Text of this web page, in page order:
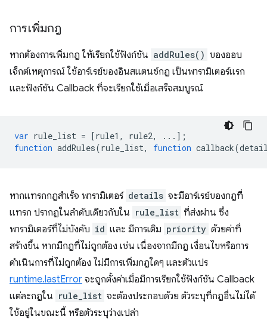
การเพิ่มกฎ
หากต้องการเพิ่มกฎ ให้เรียกใช้ฟังก์ชัน addRules() ของออบ
เจ็กต์เหตุการณ์ ใช้อาร์เรย์ของอินสแตนซ์กฎ เป็นพารามิเตอร์แรก
และฟังก์ชัน Callback ที่จะเรียกใช้เมื่อเสร็จสมบูรณ์
var rule_list = [rule1 , rule2,
...];
function addRules(rule_list, function callback(
หากแทรกกฎสำเร็จ พารามิเตอร์ details จะมีอาร์เรย์ของกฎที่
แทรก ปรากฏในลำดับเดียวกับใน rule_list ที่ส่งผ่าน ซึ่ง
พารามิเตอร์ที่ไม่บังคับ id และ มีการเติม priority ด้วยค่าที่
สร้างขึ้น หากมีกฎที่ไม่ถูกต้อง เช่น เนื่องจากมีกฎ เงื่อนไขหรือการ
ดำเนินการที่ไม่ถูกต้อง ไม่มีการเพิ่มกฎใดๆ และตัวแปร
runtime.lastError จะถูกตั้งค่าเมื่อมีการเรียกใช้ฟังก์ชัน Callback
แต่ละกฎใน rule_list จะต้องประกอบด้วย ตัวระบุที่กฎอื่นไม่ได้
ใช้อยู่ในขณะนี้ หรือตัวระบุว่างเปล่า